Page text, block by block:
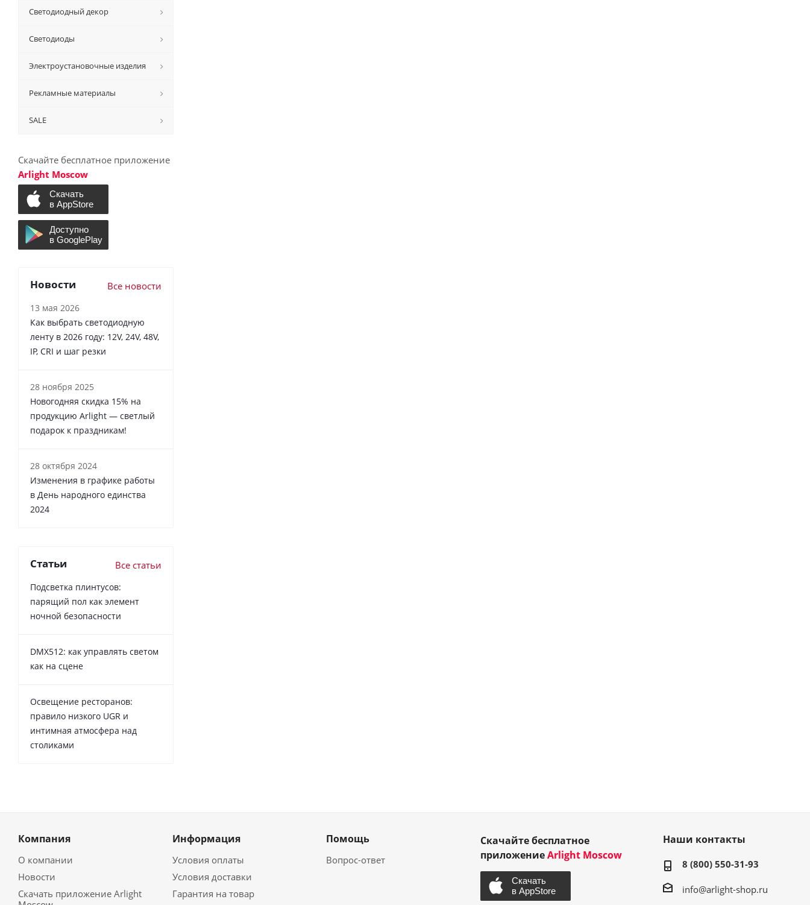
Светодиодный декор
Светодиоды
Электроустановочные изделия
Рекламные материалы
SALE
Скачайте бесплатное приложение
Arlight Moscow
Новости Все новости
13 мая 2026
Как выбрать светодиодную
ленту в 2026 году: 12V, 24V, 48V,
IP, CRI и шаг резки
28 ноября 2025
Новогодняя скидка 15% на
продукцию Arlight — светлый
подарок к праздникам!
28 октября 2024
Изменения в графике работы
в День народного единства
2024
Статьи Все статьи
Подсветка плинтусов:
парящий пол как элемент
ночной безопасности
DMX512: как управлять светом
как на сцене
Освещение ресторанов:
правило низкого UGR и
интимная атмосфера над
столиками
Компания
О компании
Новости
Скачать приложение Arlight
Информация
Условия оплаты
Условия доставки
Гарантия на товар
Помощь
Вопрос-ответ
Скачайте бесплатное
приложениеArlight Moscow
Наши контакты
8 (800) 550-31-93
info@arlight-shop.ru